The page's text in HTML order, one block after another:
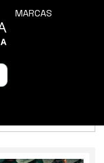
MARCAS
de la web. Si sigues